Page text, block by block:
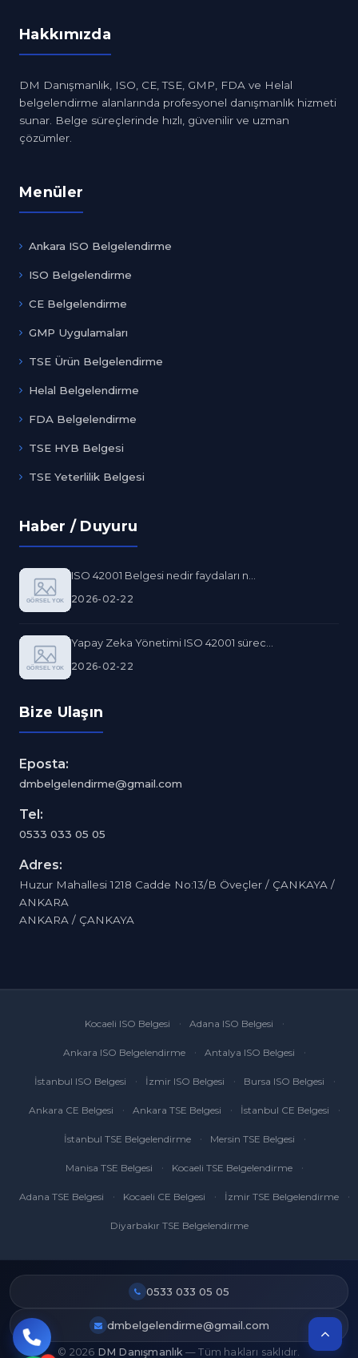
Hakkımızda
DM Danışmanlık, ISO, CE, TSE, GMP, FDA ve Helal
belgelendirme alanlarında profesyonel danışmanlık hizmeti
sunar. Belge süreçlerinde hızlı, güvenilir ve uzman
çözümler.
Menüler
Ankara ISO Belgelendirme
ISO Belgelendirme
CE Belgelendirme
GMP Uygulamaları
TSE Ürün Belgelendirme
Helal Belgelendirme
FDA Belgelendirme
TSE HYB Belgesi
TSE Yeterlilik Belgesi
Haber / Duyuru
ISO 42001 Belgesi nedir faydaları n...
2026-02-22
Yapay Zeka Yönetimi ISO 42001 sürec...
2026-02-22
Bize Ulaşın
Eposta:
dmbelgelendirme@gmail.com
Tel:
0533 033 05 05
Adres:
Huzur Mahallesi 1218 Cadde No:13/B Öveçler / ÇANKAYA /
ANKARA
ANKARA / ÇANKAYA
Kocaeli ISO Belgesi Adana ISO Belgesi
Ankara ISO Belgelendirme Antalya ISO Belgesi
İstanbul ISO Belgesi İzmir ISO Belgesi Bursa ISO Belgesi
Ankara CE Belgesi Ankara TSE Belgesi İstanbul CE Belgesi
İstanbul TSE Belgelendirme Mersin TSE Belgesi
Manisa TSE Belgesi Kocaeli TSE Belgelendirme
Adana TSE Belgesi Kocaeli CE Belgesi İzmir TSE Belgelendirme
Diyarbakır TSE Belgelendirme
0533 033 05 05
dmbelgelendirme@gmail.com
© 2026 DM Danışmanlık — Tüm hakları saklıdır.